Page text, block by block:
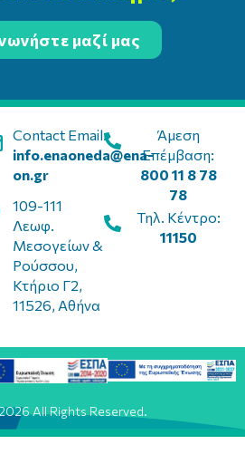
μαζί μας
Contact Email:
info.enaoneda@ena-
on.gr
109-111
Λεωφ.
Μεσογείων &
Ρούσσου,
Κτήριο Γ2,
11526, Αθήνα
Άμεση
Επέμβαση:
800 11 8 78
78
Τηλ. Κέντρο:
11150
All Rights Reserved.